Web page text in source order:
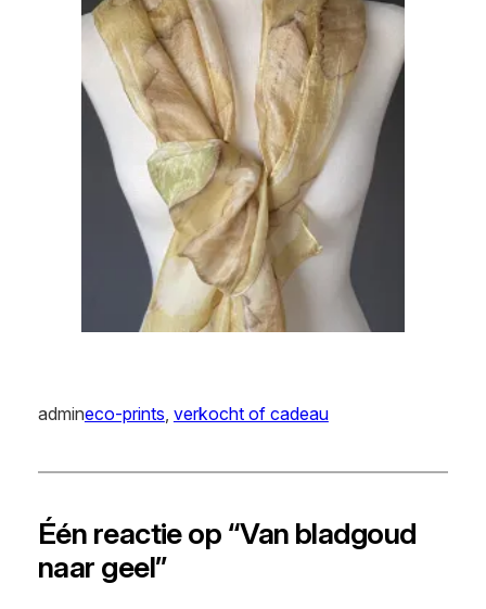
admineco-prints verkocht of cadeau
Één reactie op “Van bladgoud
naar geel”